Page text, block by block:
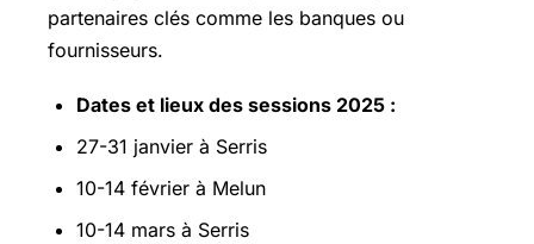
partenaires clés comme les banques ou
fournisseurs.
Dates et lieux des sessions 2025 :
27-31 janvier à Serris
10-14 février à Melun
10-14 mars à Serris